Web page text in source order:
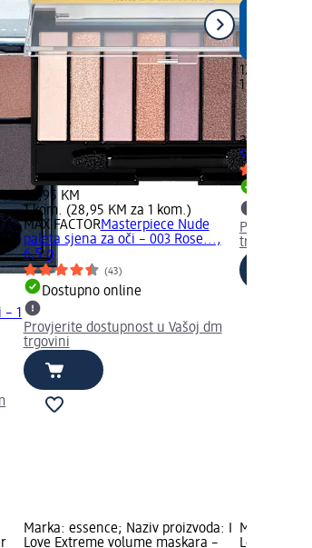
1
28,95 KM
1 kom. (28,95 KM za 1 kom.)
MAX FACTORMasterpiece Nude
paleta sjena za oči – 003 Rose...,
6,5 g
(43)
Dostupno online
Provjerite dostupnost u Vašoj dm
trgovini
12,65 KM
1 kom.
alverde
sjena za
Provjerite
trgovini
Marka: essence; Naziv proizvoda: I
Love Extreme volume maskara –
Marka:
Love